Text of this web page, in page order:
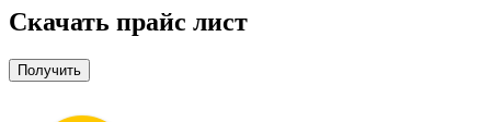
Скачать прайс лист
Получить